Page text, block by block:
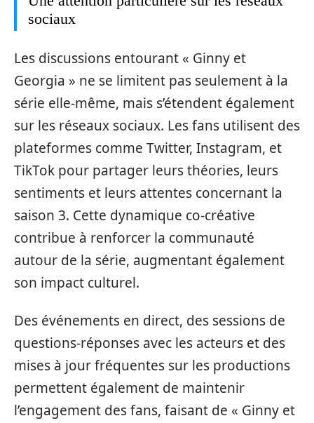
sociaux
Les discussions entourant « Ginny et
Georgia » ne se limitent pas seulement à la
série elle-même, mais s’étendent également
sur les réseaux sociaux. Les fans utilisent des
plateformes comme Twitter, Instagram, et
TikTok pour partager leurs théories, leurs
sentiments et leurs attentes concernant la
saison 3. Cette dynamique co-créative
contribue à renforcer la communauté
autour de la série, augmentant également
son impact culturel.
Des événements en direct, des sessions de
questions-réponses avec les acteurs et des
mises à jour fréquentes sur les productions
permettent également de maintenir
l’engagement des fans, faisant de « Ginny et